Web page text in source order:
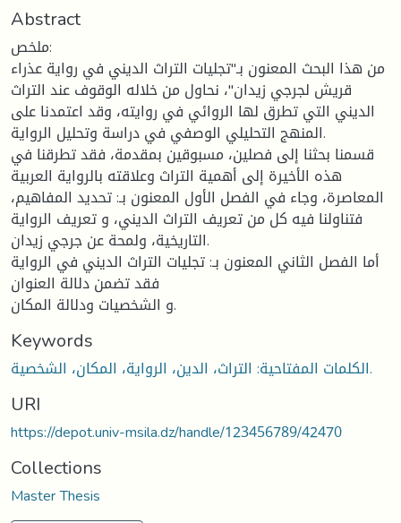
Abstract
ملخص:
من هذا البحث المعنون بـ"تجليات التراث الديني في رواية عذراء
قريش لجرجي زيدان"، نحاول من خلاله الوقوف عند التراث
الديني التي تطرق لها الروائي في روايته، وقد اعتمدنا على
المنهج التحليلي الوصفي في دراسة وتحليل الرواية.
قسمنا بحثنا إلى فصلين، مسبوقين بمقدمة، فقد تطرقنا في
هذه الأخيرة إلى أهمية التراث وعلاقته بالرواية العربية
المعاصرة، وجاء في الفصل الأول المعنون بـ: تحديد المفاهيم،
فتناولنا فيه كل من تعريف التراث الديني، و تعريف الرواية
التاريخية، ولمحة عن جرجي زيدان.
أما الفصل الثاني المعنون بـ: تجليات التراث الديني في الرواية
فقد تضمن دلالة العنوان
و الشخصيات ودلالة المكان.
Keywords
الكلمات المفتاحية: التراث، الدين، الرواية، المكان، الشخصية.
URI
https://depot.univ-msila.dz/handle/123456789/42470
Collections
Master Thesis